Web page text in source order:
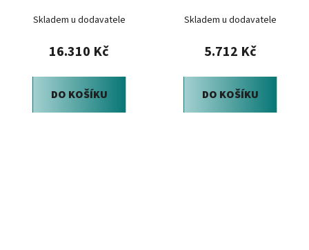
Skladem u dodavatele
16.310 Kč
DO KOŠÍKU
Skladem u dodavatele
5.712 Kč
DO KOŠÍKU